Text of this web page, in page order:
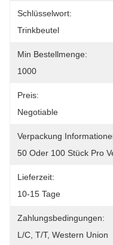
Schlüsselwort:
Trinkbeutel
Min Bestellmenge:
1000
Preis:
Negotiable
Verpackung
50 Oder 100 Stück Pro
Lieferzeit:
10-15 Tage
Zahlungsbedingungen:
L/C, T/T, Western Union